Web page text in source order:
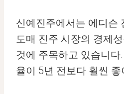
신예진주에서는 에디슨
도매 진주 시장의 경제
것에 주목하고 있습니다
율이 5년 전보다 훨씬 좋